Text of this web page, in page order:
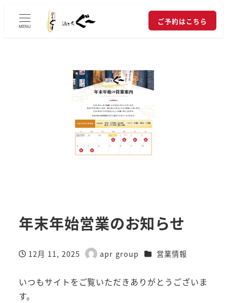
MENU
ご予約はこちら
年末年始営業のお知らせ
投稿日
12月 11, 2025
著
apr group カテゴリー
営業情報
いつもサイトをご覧いただきありがとうございま
す。